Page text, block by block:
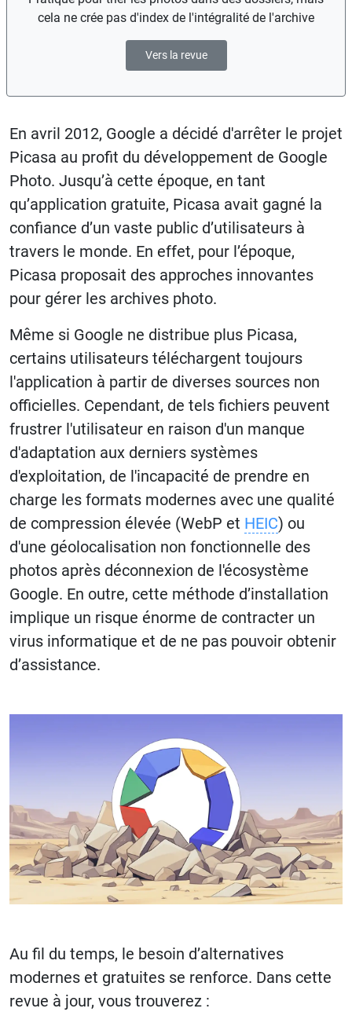
cela ne crée pas d'index de l'intégralité de l'archive
Vers la revue
En avril 2012, Google a décidé d'arrêter le projet
Picasa au profit du développement de Google
Photo. Jusqu’à cette époque, en tant
qu’application gratuite, Picasa avait gagné la
confiance d’un vaste public d’utilisateurs à
travers le monde. En effet, pour l’époque,
Picasa proposait des approches innovantes
pour gérer les archives photo.
Même si Google ne distribue plus Picasa,
certains utilisateurs téléchargent toujours
l'application à partir de diverses sources non
officielles. Cependant, de tels fichiers peuvent
frustrer l'utilisateur en raison d'un manque
d'adaptation aux derniers systèmes
d'exploitation, de l'incapacité de prendre en
charge les formats modernes avec une qualité
de compression élevée (WebP et HEIC) ou
d'une géolocalisation non fonctionnelle des
photos après déconnexion de l'écosystème
Google. En outre, cette méthode d’installation
implique un risque énorme de contracter un
virus informatique et de ne pas pouvoir obtenir
d’assistance.
Au fil du temps, le besoin d’alternatives
modernes et gratuites se renforce. Dans cette
revue à jour, vous trouverez :